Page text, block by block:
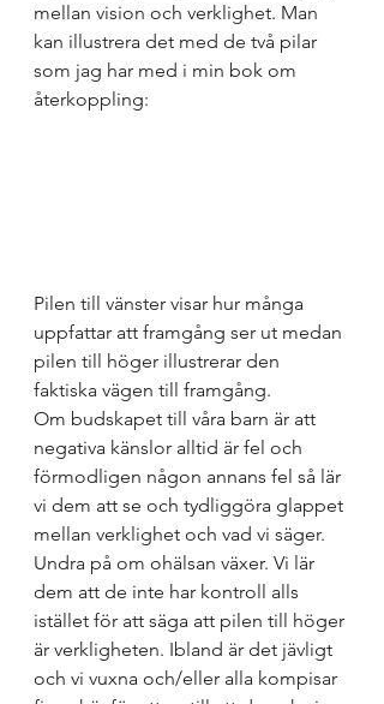
mellan vision och verklighet. Man
kan illustrera det med de två pilar
som jag har med i min bok om
återkoppling:
Pilen till vänster visar hur många
uppfattar att framgång ser ut medan
pilen till höger illustrerar den
faktiska vägen till framgång.
Om budskapet till våra barn är att
negativa känslor alltid är fel och
förmodligen någon annans fel så lär
vi dem att se och tydliggöra glappet
mellan verklighet och vad vi säger.
Undra på om ohälsan växer. Vi lär
dem att de inte har kontroll alls
istället för att säga att pilen till höger
är verkligheten. Ibland är det jävligt
och vi vuxna och/eller alla kompisar